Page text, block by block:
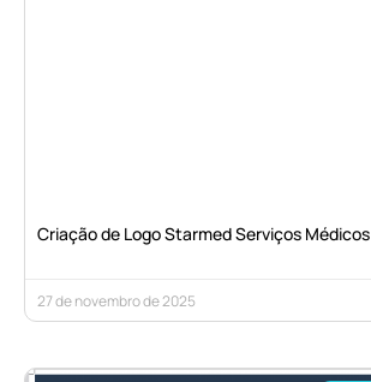
Criação de Logo Starmed Serviços Médicos
27 de novembro de 2025